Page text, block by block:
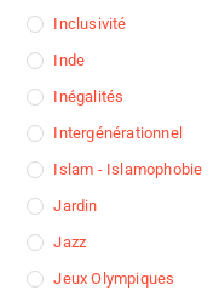
Inclusivité
Inde
Inégalités
Intergénérationnel
Islam - Islamophobie
Jardin
Jazz
Jeux Olympiques